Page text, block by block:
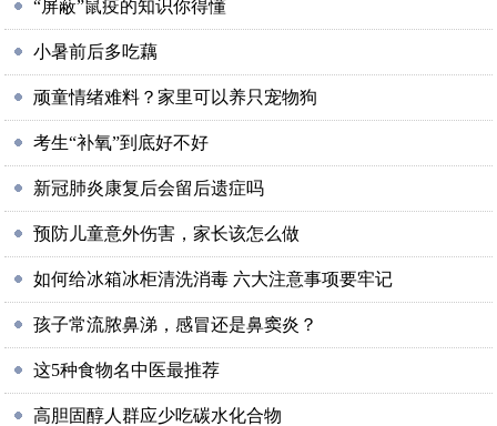
“屏蔽”鼠疫的知识你得懂
小暑前后多吃藕
顽童情绪难料？家里可以养只宠物狗
考生“补氧”到底好不好
新冠肺炎康复后会留后遗症吗
预防儿童意外伤害，家长该怎么做
如何给冰箱冰柜清洗消毒 六大注意事项要牢记
孩子常流脓鼻涕，感冒还是鼻窦炎？
这5种食物名中医最推荐
高胆固醇人群应少吃碳水化合物